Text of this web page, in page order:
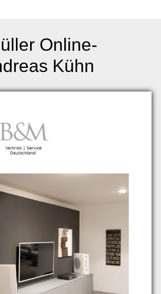
Online-
Kühn